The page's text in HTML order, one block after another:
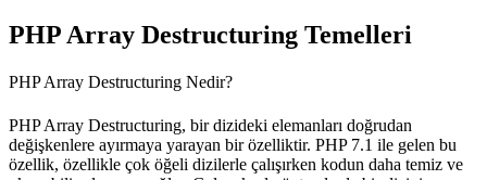
PHP Array Destructuring Temelleri
PHP Array Destructuring Nedir?
PHP Array Destructuring, bir dizideki elemanları doğrudan
değişkenlere ayırmaya yarayan bir özelliktir. PHP 7.1 ile gelen bu
özellik, özellikle çok öğeli dizilerle çalışırken kodun daha temiz ve